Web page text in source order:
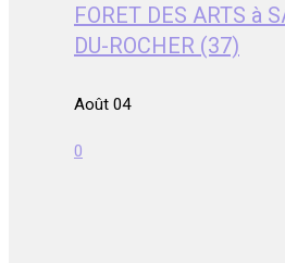
FORET DES ARTS à
DU-ROCHER (37)
Août 04
0